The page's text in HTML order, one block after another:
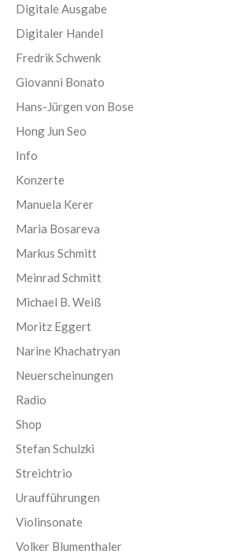
Digitale Ausgabe
Digitaler Handel
Fredrik Schwenk
Giovanni Bonato
Hans-Jürgen von Bose
Hong Jun Seo
Info
Konzerte
Manuela Kerer
Maria Bosareva
Markus Schmitt
Meinrad Schmitt
Michael B. Weiß
Moritz Eggert
Narine Khachatryan
Neuerscheinungen
Radio
Shop
Stefan Schulzki
Streichtrio
Uraufführungen
Violinsonate
Volker Blumenthaler